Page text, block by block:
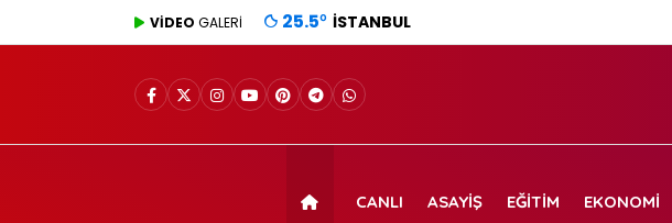
VİDEO GALERİ 25.5° İSTANBUL
CANLI ASAYIŞ EĞITIM EKONOMI